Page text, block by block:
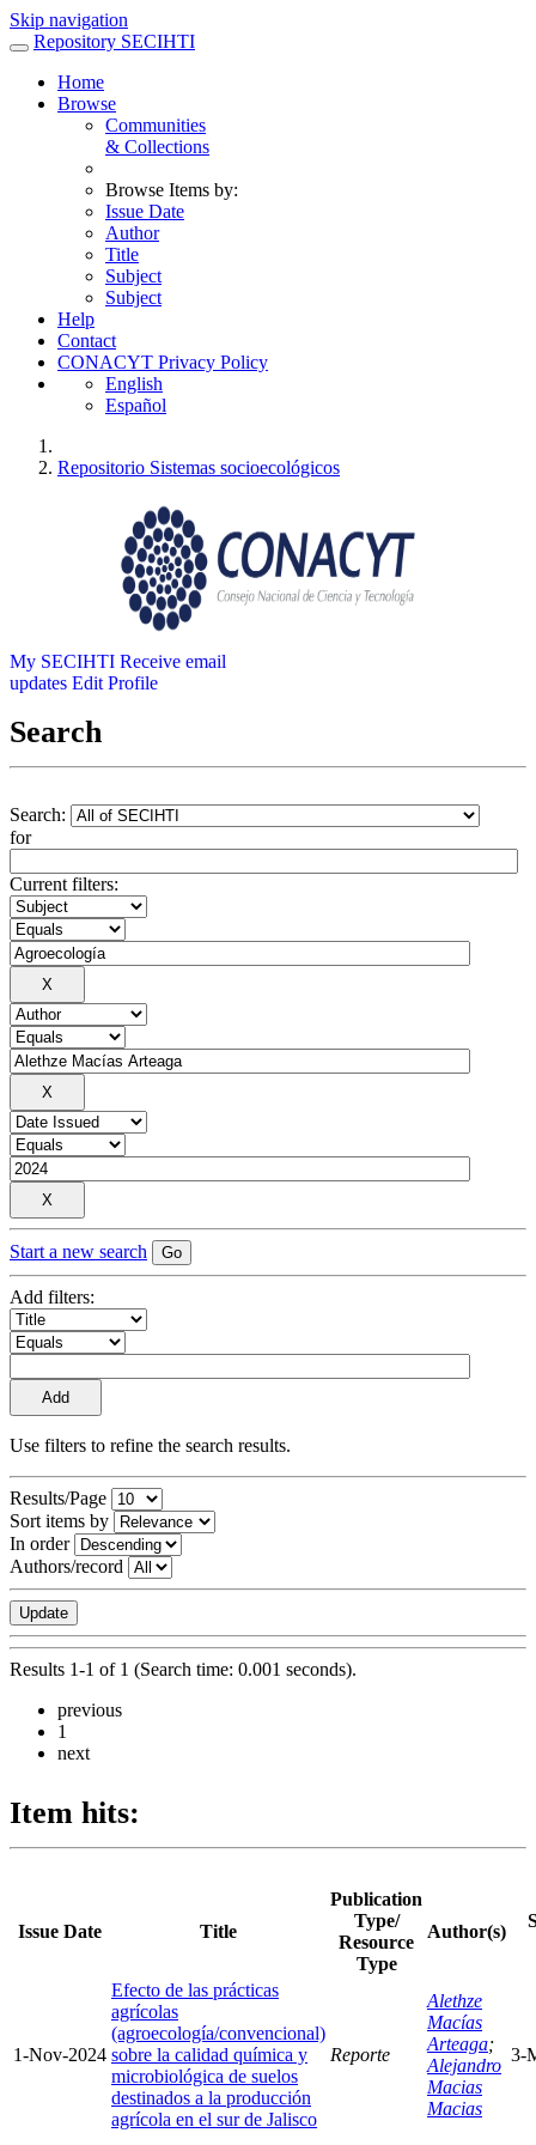
Skip navigation
Repository SECIHTI
Home
Browse
Communities
& Collections
Browse Items by:
Issue Date
Author
Title
Subject
Subject
Help
Contact
CONACYT Privacy Policy
English
Español
Repositorio Sistemas socioecológicos
My SECIHTI Receive email
updates Edit Profile
Search
Search:
for
Current filters:
Start a new search
Add filters:
Use filters to refine the search results.
Results/Page
Sort items by
In order
Authors/record
Results 1-1 of 1 (Search time: 0.001 seconds).
previous
1
next
Item hits:
Issue Date Title
Publication
Type/
Resource
Type
Author(s)
1-Nov-2024
Efecto de las prácticas
agrícolas
(agroecología/convencional)
sobre la calidad química y
microbiológica de suelos
destinados a la producción
agrícola en el sur de Jalisco
Reporte
Alethze
Macías
Arteaga;
Alejandro
Macias
Macias
3-